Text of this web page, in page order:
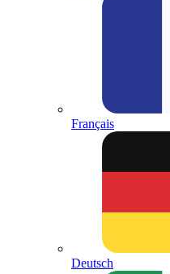
Français
Deutsch